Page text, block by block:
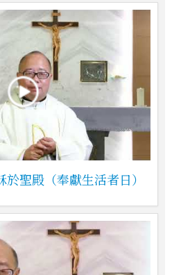
聖殿（奉獻生活者日）